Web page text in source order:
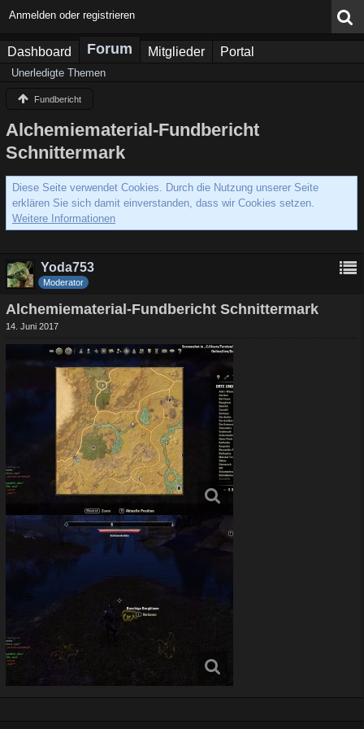
Anmelden oder registrieren
Dashboard Forum Mitglieder Portal
Unerledigte Themen
Fundbericht
Alchemiematerial-Fundbericht
Schnittermark
Diese Seite verwendet Cookies. Durch die Nutzung unserer Seite
erklären Sie sich damit einverstanden, dass wir Cookies setzen.
Weitere Informationen
Yoda753
Moderator
Alchemiematerial-Fundbericht Schnittermark
14. Juni 2017